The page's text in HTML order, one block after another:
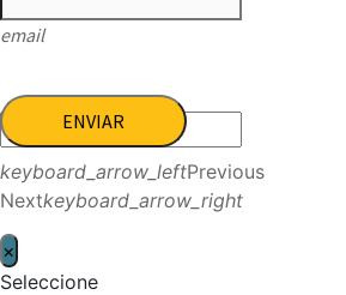
email
ENVIAR
keyboard_arrow_leftPrevious
Nextkeyboard_arrow_right
×
Seleccione